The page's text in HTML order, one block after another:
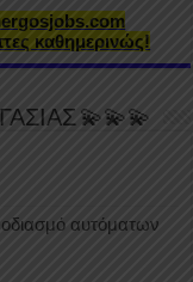
καθημερινώς!
💫💫💫
αυτόματων